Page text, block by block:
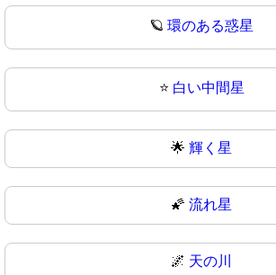
🪐 環のある惑星
⭐ 白い中間星
🌟 輝く星
🌠 流れ星
🌌 天の川